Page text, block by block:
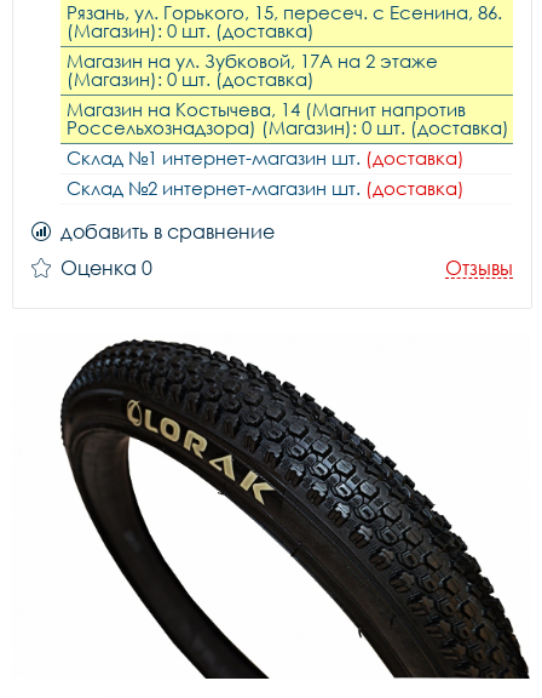
Рязань, ул. Горького, 15, пересеч. с Есенина, 86.
(Магазин): 0 шт. (доставка)
Магазин на ул. Зубковой, 17А на 2 этаже
(Магазин): 0 шт. (доставка)
Магазин на Костычева, 14 (Магнит напротив
Россельхознадзора) (Магазин): 0 шт. (доставка)
Склад №1 интернет-магазин шт. (доставка)
Склад №2 интернет-магазин шт. (доставка)
добавить в сравнение
Оценка 0
Отзывы